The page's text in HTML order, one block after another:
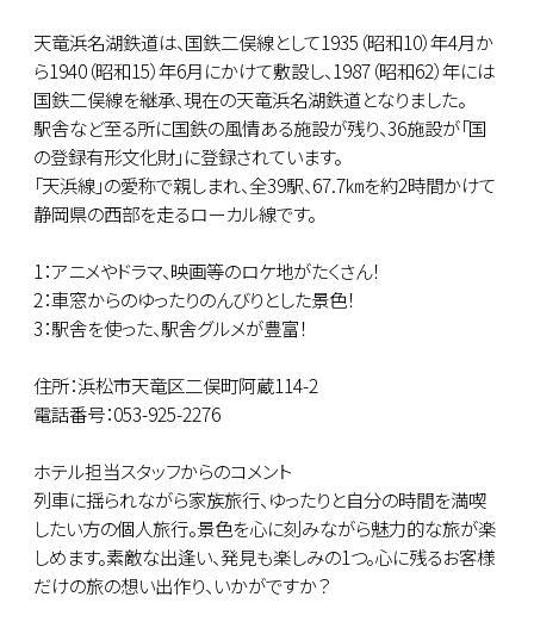
天竜浜名湖鉄道は、国鉄二俣線として1935（昭和10）年4月か
ら1940（昭和15）年6月にかけて敷設し、1987（昭和62）年には
国鉄二俣線を継承、現在の天竜浜名湖鉄道となりました。
駅舎など至る所に国鉄の風情ある施設が残り、36施設が「国
の登録有形文化財」に登録されています。
「天浜線」の愛称で親しまれ、全39駅、67.7㎞を約2時間かけて
静岡県の西部を走るローカル線です。
1：アニメやドラマ、映画等のロケ地がたくさん！
2：車窓からのゆったりのんびりとした景色！
3：駅舎を使った、駅舎グルメが豊富！
住所：浜松市天竜区二俣町阿蔵114-2
電話番号：053-925-2276
ホテル担当スタッフからのコメント
列車に揺られながら家族旅行、ゆったりと自分の時間を満喫
したい方の個人旅行。景色を心に刻みながら魅力的な旅が楽
しめます。素敵な出逢い、発見も楽しみの1つ。心に残るお客様
だけの旅の想い出作り、いかがですか？